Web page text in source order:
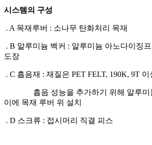
시스템의 구성
. A 목재루버 : 소나무 탄화처리 목재
. B 알루미늄 벡커 : 알루미늄 아노다이징
도장
. C 흡음재 : 재질은 PET FELT, 190K, 9T 이
흡음 성능을 추가하기 위해 알루미
이에 목재 루버 위 설치
. D 스크류 : 접시머리 직결 피스